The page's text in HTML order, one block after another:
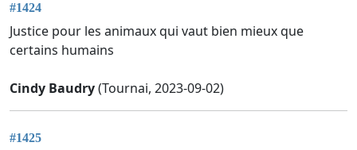
#1424
Justice pour les animaux qui vaut bien mieux que
certains humains
Cindy Baudry(Tournai, 2023-09-02)
#1425